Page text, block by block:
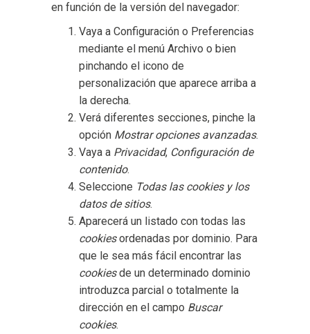
en función de la versión del navegador:
Vaya a Configuración o Preferencias
mediante el menú Archivo o bien
pinchando el icono de
personalización que aparece arriba a
la derecha.
Verá diferentes secciones, pinche la
opción Mostrar opciones avanzadas.
Vaya a Privacidad, Configuración de
contenido.
Seleccione Todas las cookiesy los
datos de sitios.
Aparecerá un listado con todas las
cookiesordenadas por dominio. Para
que le sea más fácil encontrar las
cookiesde un determinado dominio
introduzca parcial o totalmente la
dirección en el campo Buscar
cookies.